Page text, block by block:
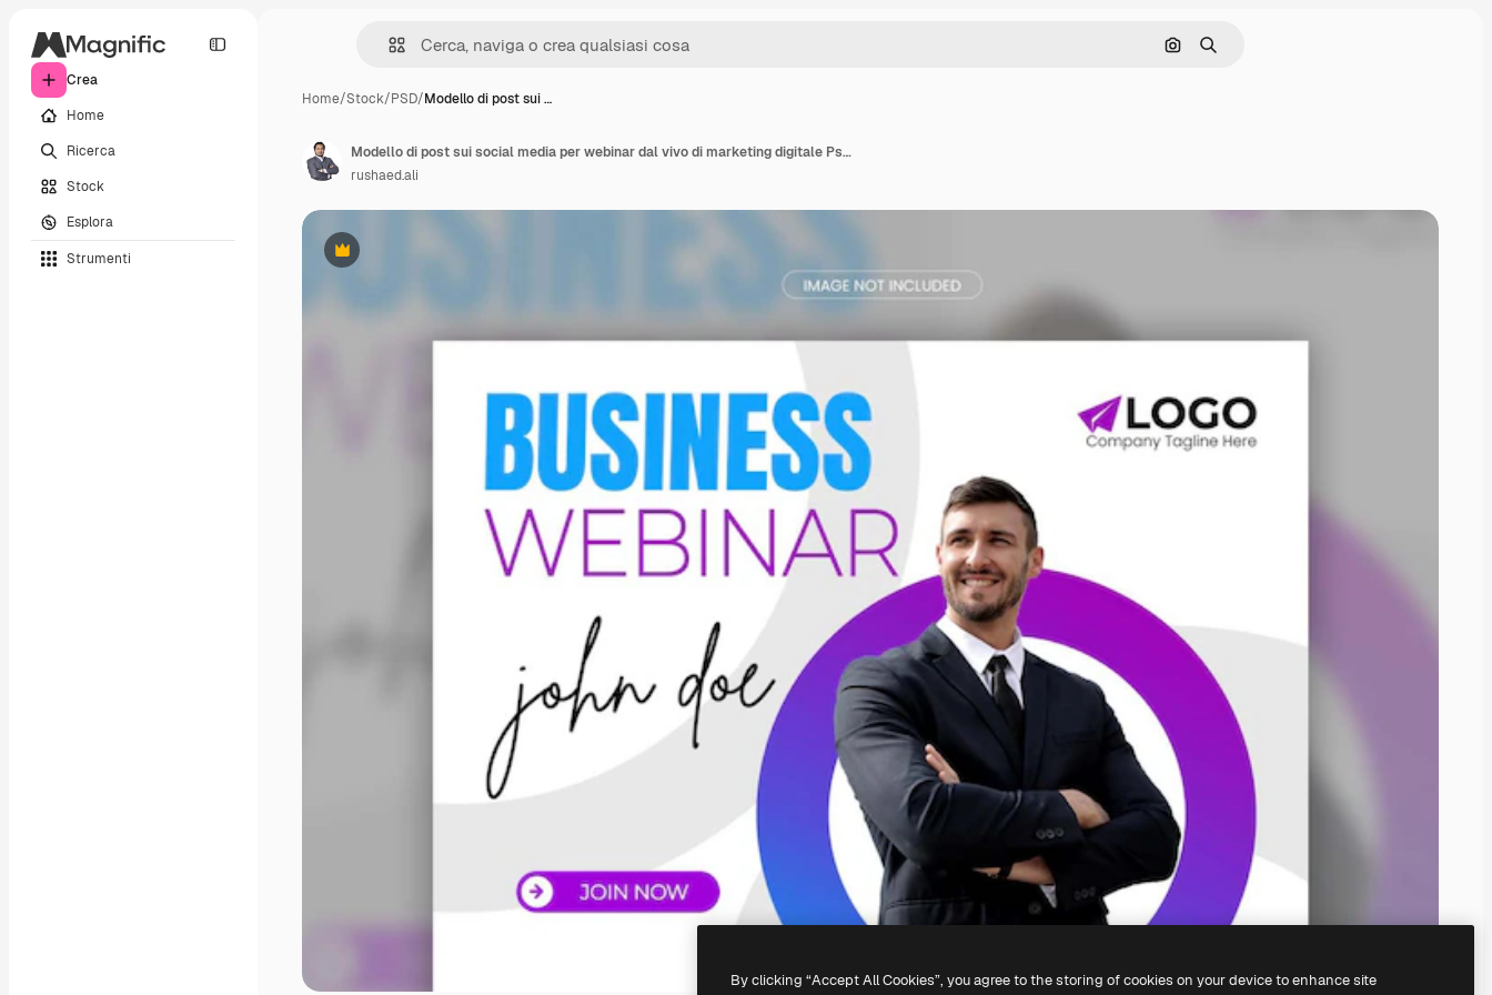
Crea
Home
Ricerca
Stock
Esplora
Strumenti
Cerca per immagine
Ricerca
Home/Stock/PSD/Modello di post sui …
Premium
Modello di post sui social media per webinar dal vivo di marketing digitale Psd Premium
rushaed.ali
By clicking “Accept All Cookies”, you agree to the storing of cookies on your device to enhance site